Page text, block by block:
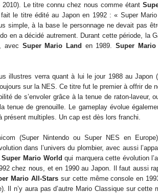
Le titre connu chez nous comme étant
le titre édité au Japon en 1992 : « Super Mario
simple, à la base le personnage ne devait pas
en a décidé autrement. Durant cette période, la
avec Super Mario Land en 1989. Super
illustres verra quant à lui le jour 1988 au Japon
sur la NES. Ce titre fut le premier à offrir de
de s’envoler grâce à la tenue de raton-laveur,
tenue de grenouille. Le gameplay évolue
multiples. Un cap est dès lors franchi.
(Super Nintendo ou Super NES en
dans l’univers du plombier, avec aussi
Super Mario World qui marquera cette évolution
chez nous, et en 1990 au Japon. Il faut aussi
Mario All-Stars sur cette même console en
Il n’y aura pas d’autre Mario Classique sur cette